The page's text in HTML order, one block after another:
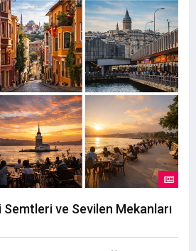
Semtleri ve Sevilen Mekanları